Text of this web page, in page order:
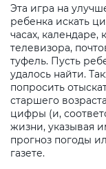
Эта игра на
ребенка искать
часах, календаре,
телевизора,
туфель. Пусть
удалось найти.
попросить
старшего
цифры (и,
жизни, указывая
прогноз погоды
газете.